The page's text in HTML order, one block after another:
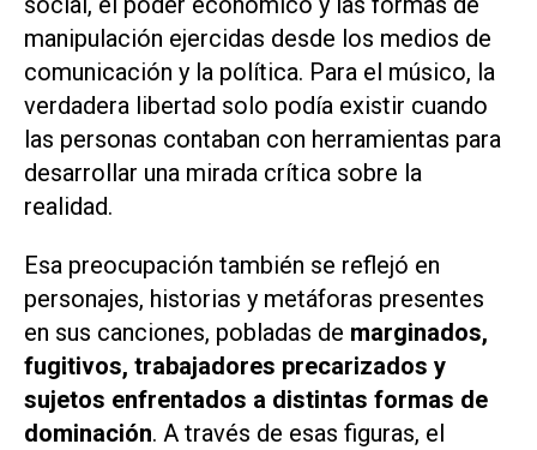
manipulación ejercidas desde los medios de
comunicación y la política. Para el músico, la
verdadera libertad solo podía existir cuando
las personas contaban con herramientas para
desarrollar una mirada crítica sobre la
realidad.
Esa preocupación también se reflejó en
personajes, historias y metáforas presentes
en sus canciones, pobladas de marginados,
fugitivos, trabajadores precarizados y
sujetos enfrentados a distintas formas de
dominación. A través de esas figuras, el